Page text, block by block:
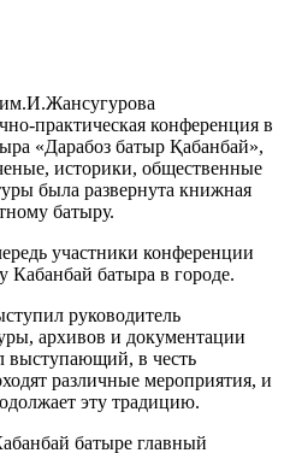
практическая конференция в
«Дарабоз батыр Қабанбай»,
историки, общественные
была развернута книжная
батыру.
участники конференции
Кабанбай батыра в городе.
руководитель
архивов и документации
выступающий, в честь
различные мероприятия, и
эту традицию.
батыре главный